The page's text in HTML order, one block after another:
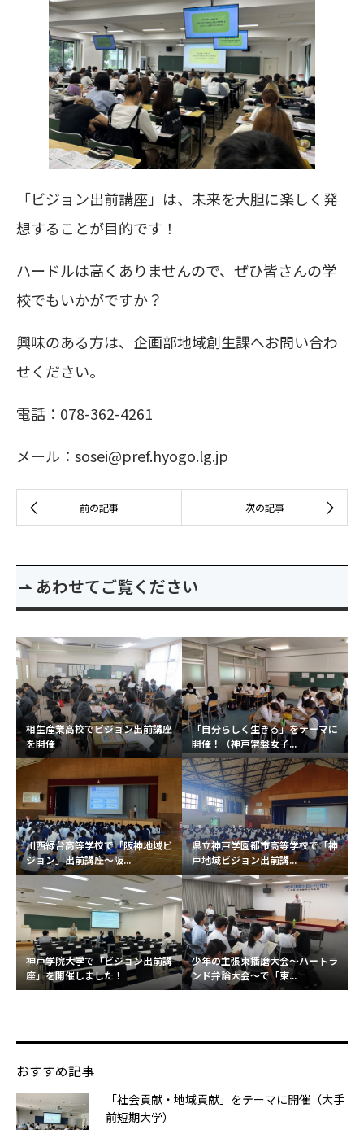
「ビジョン出前講座」は、未来を大胆に楽しく発
想することが目的です！
ハードルは高くありませんので、ぜひ皆さんの学
校でもいかがですか？
興味のある方は、企画部地域創生課へお問い合わ
せください。
電話：078-362-4261
メール：sosei@pref.hyogo.lg.jp
あわせてご覧ください
相生産業高校でビジョン出前講座
を開催
「自分らしく生きる」をテーマに
開催！（神戸常盤女子...
川西緑台高等学校で「阪神地域ビ
ジョン」出前講座～阪...
県立神戸学園都市高等学校で「神
戸地域ビジョン出前講...
神戸学院大学で「ビジョン出前講
座」を開催しました！
少年の主張東播磨大会～ハートラ
ンド弁論大会～で「東...
おすすめ記事
「社会貢献・地域貢献」をテーマに開催（大手
前短期大学）